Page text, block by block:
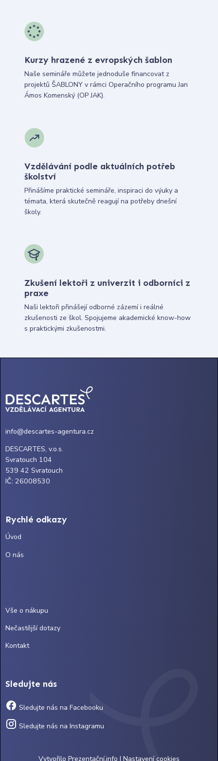
Kurzy hrazené z evropských šablon
Naše semináře můžete jednoduše financovat z
projektů ŠABLONY v rámci Operačního programu Jan
Ámos Komenský (OP JAK).
Vzdělávání podle aktuálních potřeb
školství
Přinášíme praktické semináře, inspiraci do výuky a
témata, která skutečně reagují na potřeby dnešní
školy.
Zkušení lektoři z univerzit i odborníci z
praxe
Naši lektoři přinášejí odborné zázemí i reálné
zkušenosti ze škol. Spojujeme akademické know-how
s praktickými zkušenostmi.
info@descartes-agentura.cz
DESCARTES, v.o.s.
Svratouch 104
539 42 Svratouch
IČ: 26008530
Rychlé odkazy
Úvod
O nás
Vše o nákupu
Nečastější dotazy
Kontakt
Sledujte nás
Sledujte nás na Facebooku
Sledujte nás na Instagramu
Vytvořilo Prezentační.info | Nastavení cookies